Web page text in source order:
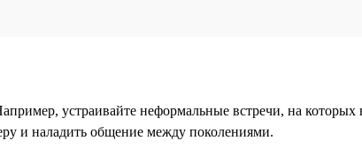
устраивайте неформальные встречи, на
и наладить общение между поколениями.